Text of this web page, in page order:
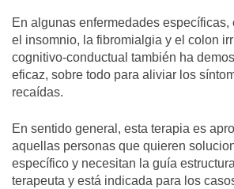
En algunas enfermedades específicas,
el insomnio, la fibromialgia y el colon
cognitivo-conductual también ha
eficaz, sobre todo para aliviar los
recaídas.
En sentido general, esta terapia es
aquellas personas que quieren
específico y necesitan la guía
terapeuta y está indicada para los